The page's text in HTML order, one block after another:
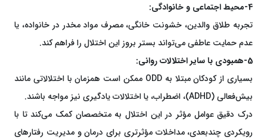
4-محیط اجتماعی و خانوادگی:
تجربه طلاق والدین، خشونت خانگی، مصرف مواد مخدر در خانواده، یا
عدم حمایت عاطفی می‌تواند بستر بروز این اختلال را فراهم کند.
5-همبودی با سایر اختلالات روانی:
بسیاری از کودکان مبتلا به ODD ممکن است همزمان با اختلالاتی مانند
بیش‌فعالی (ADHD)، اضطراب، یا اختلالات یادگیری نیز مواجه باشند.
درک دقیق عوامل مؤثر در این اختلال به متخصصان کمک می‌کند تا با
رویکردی چندبعدی، مداخلات مؤثرتری برای درمان و مدیریت رفتارهای